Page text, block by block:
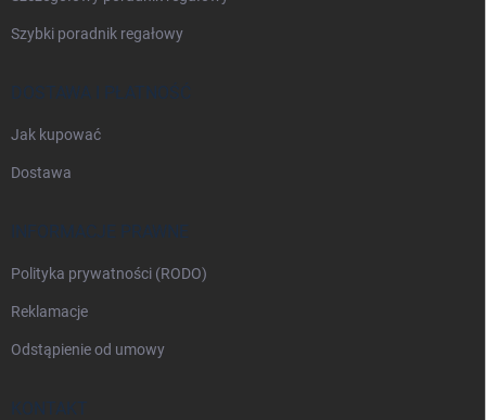
Szybki poradnik regałowy
DOSTAWA I PŁATNOŚĆ
Jak kupować
Dostawa
INFORMACJE PRAWNE
Polityka prywatności (RODO)
Reklamacje
Odstąpienie od umowy
KONTAKT